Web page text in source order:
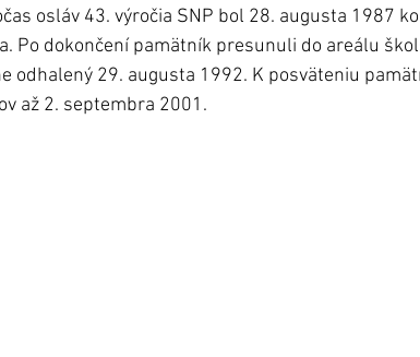
osláv 43. výročia SNP bol 28. augusta 1987
Po dokončení pamätník presunuli do areálu
odhalený 29. augusta 1992. K posväteniu
až 2. septembra 2001.